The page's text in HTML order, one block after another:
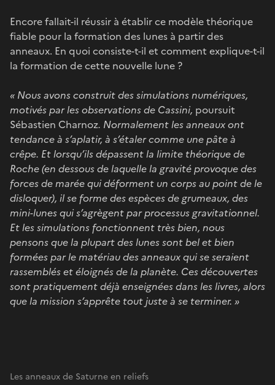
Encore fallait-il réussir à établir ce modèle théorique
fiable pour la formation des lunes à partir des
anneaux. En quoi consiste-t-il et comment explique-t-il
la formation de cette nouvelle lune ?
« Nous avons construit des simulations numériques,
motivés par les observations de Cassini, poursuit
Sébastien Charnoz. Normalement les anneaux ont
tendance à s’aplatir, à s’étaler comme une pâte à
crêpe. Et lorsqu’ils dépassent la limite théorique de
Roche (en dessous de laquelle la gravité provoque des
forces de marée qui déforment un corps au point de le
disloquer), il se forme des espèces de grumeaux, des
mini-lunes qui s’agrègent par processus gravitationnel.
Et les simulations fonctionnent très bien, nous
pensons que la plupart des lunes sont bel et bien
formées par le matériau des anneaux qui se seraient
rassemblés et éloignés de la planète. Ces découvertes
sont pratiquement déjà enseignées dans les livres, alors
que la mission s’apprête tout juste à se terminer. »
Les anneaux de Saturne en reliefs